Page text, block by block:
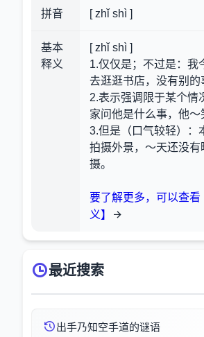
拼音 [ zhǐ shì ]
基本
释义
[ zhǐ shì ]
1.仅仅是；不过是：我
去逛逛书店，没有别的
2.表示强调限于某个情
家问他是什么事，他～
3.但是（口气较轻）：
拍摄外景，～天还没有
摄。
要了解更多，可以查看
义】
最近搜索
出手乃知空手道的谜语